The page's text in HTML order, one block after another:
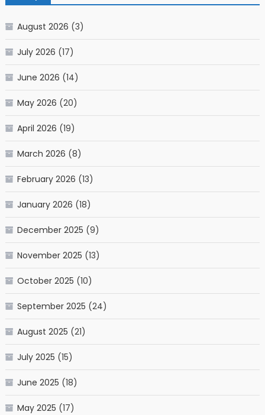
August 2026 (3)
July 2026 (17)
June 2026 (14)
May 2026 (20)
April 2026 (19)
March 2026 (8)
February 2026 (13)
January 2026 (18)
December 2025 (9)
November 2025 (13)
October 2025 (10)
September 2025 (24)
August 2025 (21)
July 2025 (15)
June 2025 (18)
May 2025 (17)